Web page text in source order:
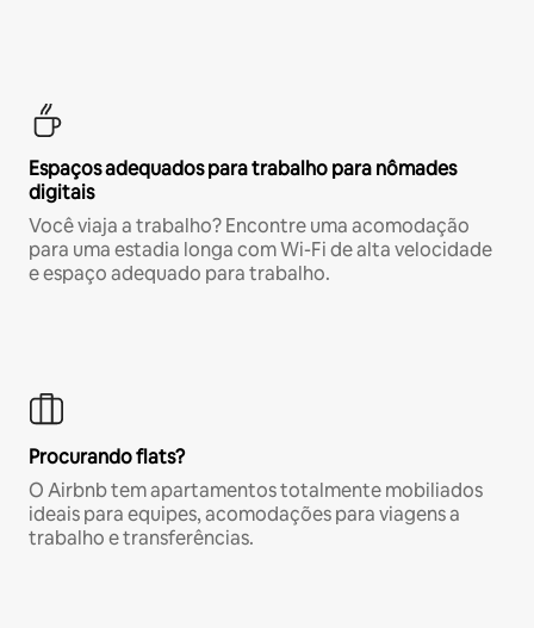
Espaços adequados para trabalho para nômades
digitais
Você viaja a trabalho? Encontre uma acomodação
para uma estadia longa com Wi-Fi de alta velocidade
e espaço adequado para trabalho.
Procurando flats?
O Airbnb tem apartamentos totalmente mobiliados
ideais para equipes, acomodações para viagens a
trabalho e transferências.